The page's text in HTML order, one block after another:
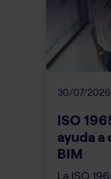
30/07/2026
ISO
ayuda
BIM
La ISO